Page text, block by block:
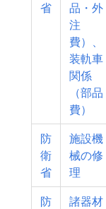
省
品・外
注
費）、
装軌車
関係
（部品
費）
防
衛
省
施設機
械の修
理
防
諸器材